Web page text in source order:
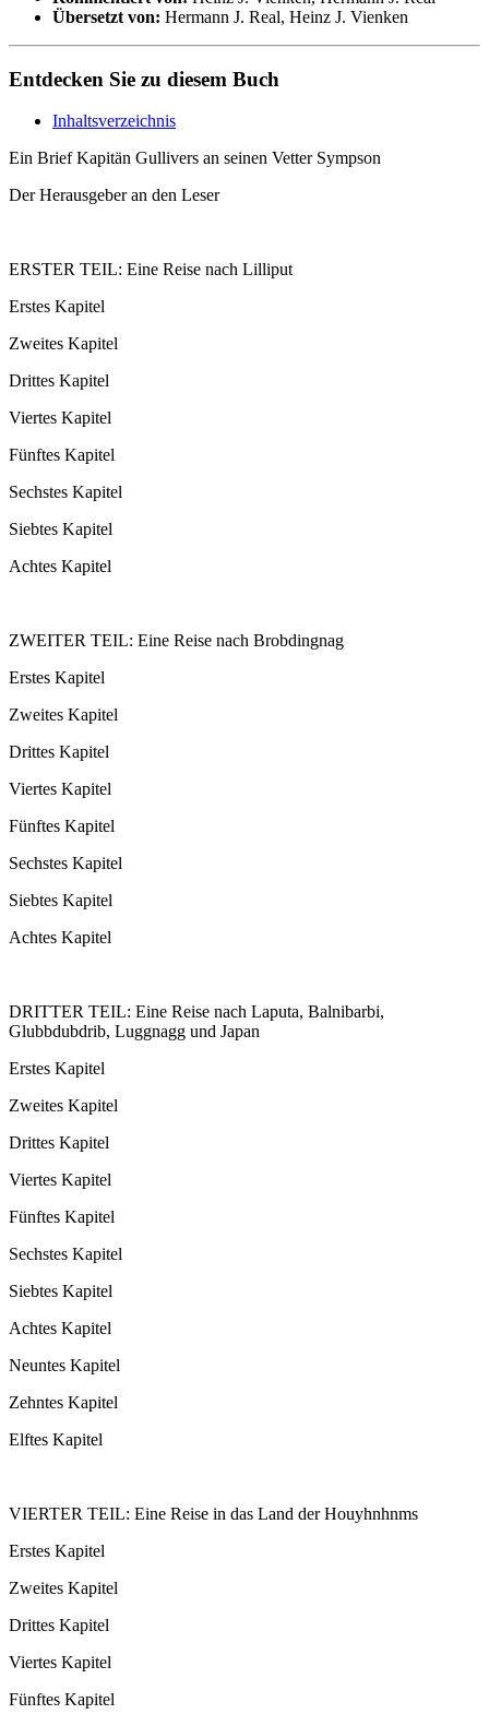
Übersetzt von: Hermann J. Real, Heinz J. Vienken
Entdecken Sie zu diesem Buch
Inhaltsverzeichnis
Ein Brief Kapitän Gullivers an seinen Vetter Sympson
Der Herausgeber an den Leser
ERSTER TEIL: Eine Reise nach Lilliput
Erstes Kapitel
Zweites Kapitel
Drittes Kapitel
Viertes Kapitel
Fünftes Kapitel
Sechstes Kapitel
Siebtes Kapitel
Achtes Kapitel
ZWEITER TEIL: Eine Reise nach Brobdingnag
Erstes Kapitel
Zweites Kapitel
Drittes Kapitel
Viertes Kapitel
Fünftes Kapitel
Sechstes Kapitel
Siebtes Kapitel
Achtes Kapitel
DRITTER TEIL: Eine Reise nach Laputa, Balnibarbi,
Glubbdubdrib, Luggnagg und Japan
Erstes Kapitel
Zweites Kapitel
Drittes Kapitel
Viertes Kapitel
Fünftes Kapitel
Sechstes Kapitel
Siebtes Kapitel
Achtes Kapitel
Neuntes Kapitel
Zehntes Kapitel
Elftes Kapitel
VIERTER TEIL: Eine Reise in das Land der Houyhnhnms
Erstes Kapitel
Zweites Kapitel
Drittes Kapitel
Viertes Kapitel
Fünftes Kapitel